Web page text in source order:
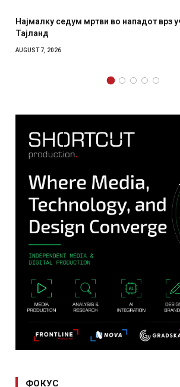
Најмалку седум мртви во нападот врз
Тајланд
AUGUST 7, 2026
ФОКУС